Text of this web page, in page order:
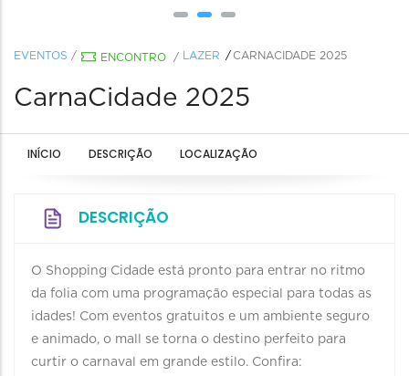
EVENTOS / ENCONTRO / LAZER CARNACIDADE 2025
CarnaCidade 2025
INÍCIO DESCRIÇÃO LOCALIZAÇÃO
DESCRIÇÃO
O Shopping Cidade está pronto para entrar no ritmo
da folia com uma programação especial para todas as
idades! Com eventos gratuitos e um ambiente seguro
e animado, o mall se torna o destino perfeito para
curtir o carnaval em grande estilo. Confira: